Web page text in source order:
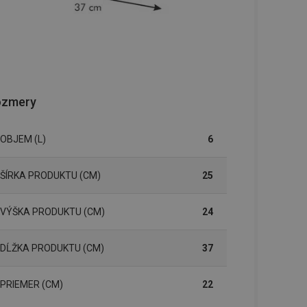
OBJEM (L) 6
ŠÍRKA PRODUKTU (CM) 25
VÝŠKA PRODUKTU (CM) 24
DĹŽKA PRODUKTU (CM) 37
PRIEMER (CM) 22